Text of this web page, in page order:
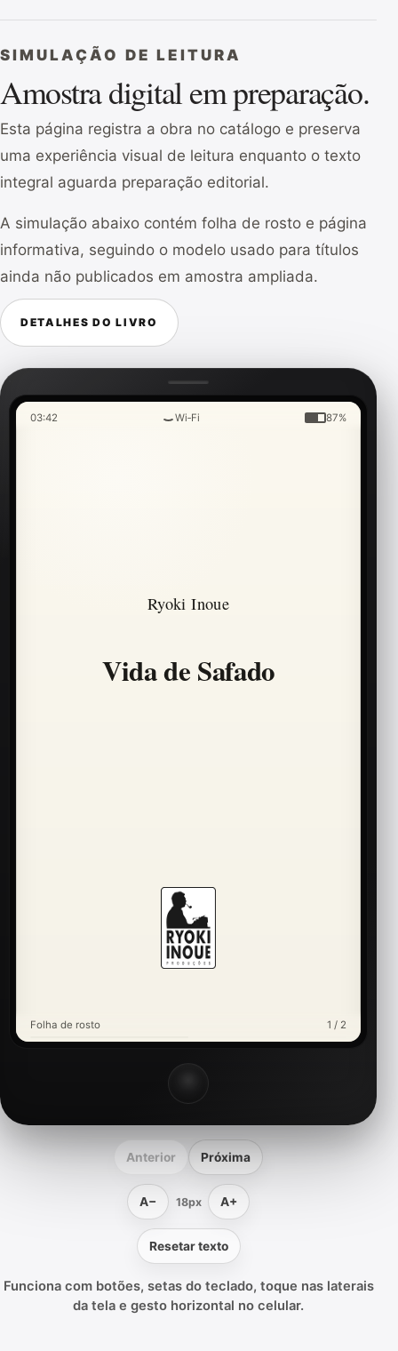
03:42 Wi‑Fi 87%
Ryoki Inoue
Vida de Safado
Folha de rosto 1 / 2
Anterior Próxima
A− 18px A+
Resetar texto
Funciona com botões, setas do teclado, toque nas laterais
da tela e gesto horizontal no celular.
SIMULAÇÃO DE LEITURA
Amostra digital em preparação.
Esta página registra a obra no catálogo e preserva
uma experiência visual de leitura enquanto o texto
integral aguarda preparação editorial.
A simulação abaixo contém folha de rosto e página
informativa, seguindo o modelo usado para títulos
ainda não publicados em amostra ampliada.
DETALHES DO LIVRO